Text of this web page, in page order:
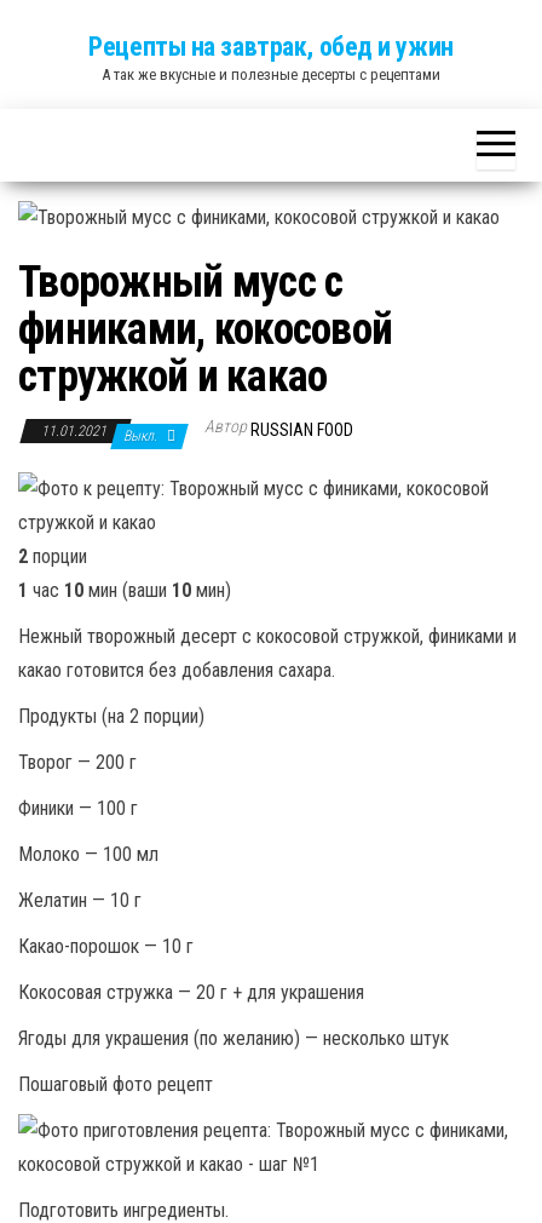
Рецепты на завтрак, обед и ужин
А так же вкусные и полезные десерты с рецептами
Творожный мусс с
финиками, кокосовой
стружкой и какао
11.01.2021 Выкл. Автор RUSSIAN FOOD
2 порции
1 час 10 мин (ваши 10 мин)
Нежный творожный десерт с кокосовой стружкой, финиками и
какао готовится без добавления сахара.
Продукты (на 2 порции)
Творог — 200 г
Финики — 100 г
Молоко — 100 мл
Желатин — 10 г
Какао-порошок — 10 г
Кокосовая стружка — 20 г + для украшения
Ягоды для украшения (по желанию) — несколько штук
Пошаговый фото рецепт
Подготовить ингредиенты.